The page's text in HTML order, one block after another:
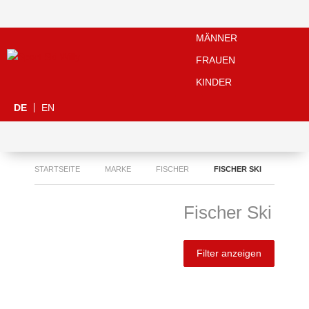
MÄNNER
FRAUEN
KINDER
DE EN
STARTSEITE MARKE FISCHER FISCHER SKI
Fischer Ski
Filter anzeigen